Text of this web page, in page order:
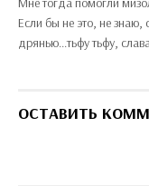
Если бы не это, не знаю,
дрянью...тьфу тьфу,
ОСТАВИТЬ